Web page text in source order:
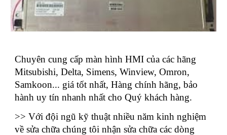
Chuyên cung cấp màn hình HMI của các hãng
Mitsubishi, Delta, Simens, Winview, Omron,
Samkoon... giá tốt nhất, Hàng chính hãng, bảo
hành uy tín nhanh nhất cho Quý khách hàng.
>> Với đội ngũ kỹ thuật nhiều năm kinh nghiệm
về sửa chữa chúng tôi nhận sửa chữa các dòng